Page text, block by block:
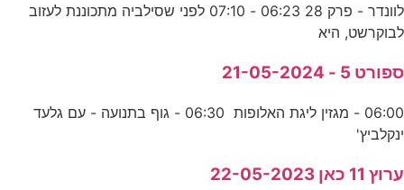
לוונדר - פרק 28 06:23 - 07:10 לפני שסילביה מתכוננת לעזוב
לבוקרשט, היא
ספורט 5 - 21-05-2024
06:00 - מגזין ליגת האלופות 06:30 - גוף בתנועה - עם גלעד
ינקלביץ'
ערוץ 11 כאן 22-05-2023